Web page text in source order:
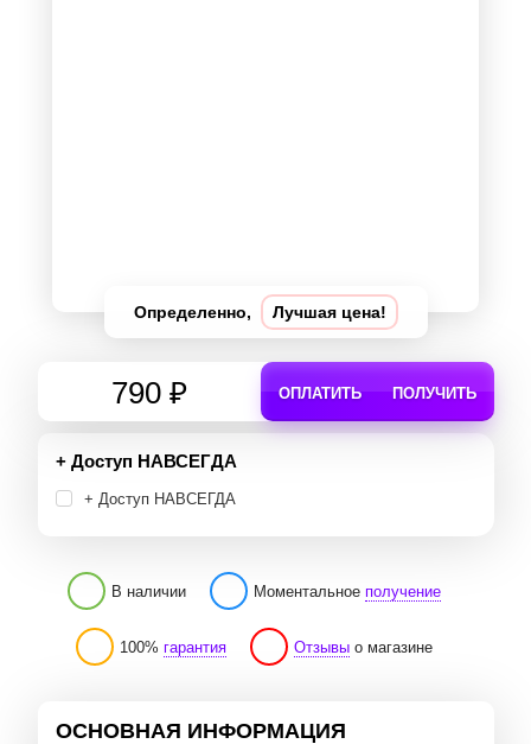
Определенно, Лучшая цена!
790 ₽ ОПЛАТИТЬ ПОЛУЧИТЬ
+ Доступ НАВСЕГДА
+ Доступ НАВСЕГДА
В наличии Моментальное получение
100% гарантия Отзывыо магазине
ОСНОВНАЯ ИНФОРМАЦИЯ